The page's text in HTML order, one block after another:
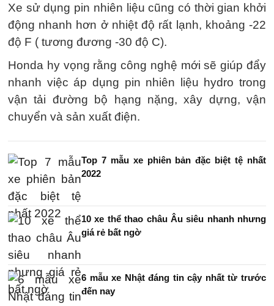
Xe sử dụng pin nhiên liệu cũng có thời gian khởi
động nhanh hơn ở nhiệt độ rất lạnh, khoảng -22
độ F ( tương đương -30 độ C).
Honda hy vọng rằng công nghệ mới sẽ giúp đẩy
nhanh việc áp dụng pin nhiên liệu hydro trong
vận tải đường bộ hạng nặng, xây dựng, vận
chuyển và sản xuất điện.
Top 7 mẫu xe phiên bản đặc biệt tệ nhất
2022
10 xe thể thao châu Âu siêu nhanh nhưng
giá rẻ bất ngờ
6 mẫu xe Nhật đáng tin cậy nhất từ trước
đến nay